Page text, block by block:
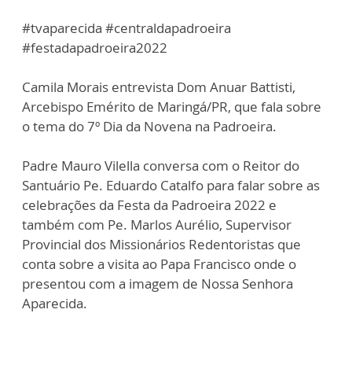
#tvaparecida #centraldapadroeira
#festadapadroeira2022
Camila Morais entrevista Dom Anuar Battisti,
Arcebispo Emérito de Maringá/PR, que fala sobre
o tema do 7º Dia da Novena na Padroeira.
Padre Mauro Vilella conversa com o Reitor do
Santuário Pe. Eduardo Catalfo para falar sobre as
celebrações da Festa da Padroeira 2022 e
também com Pe. Marlos Aurélio, Supervisor
Provincial dos Missionários Redentoristas que
conta sobre a visita ao Papa Francisco onde o
presentou com a imagem de Nossa Senhora
Aparecida.